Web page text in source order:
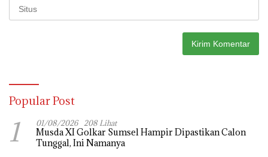
Popular Post
1 01/08/2026 208 Lihat
Musda XI Golkar Sumsel Hampir Dipastikan Calon
Tunggal, Ini Namanya